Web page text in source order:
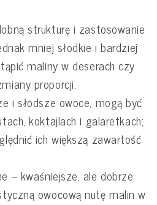
strukturę i zastosowanie
mniej słodkie i bardziej
maliny w deserach czy
proporcji.
i słodsze owoce, mogą być
koktajlach i galaretkach;
ich większą zawartość
– kwaśniejsze, ale dobrze
owocową nutę malin w